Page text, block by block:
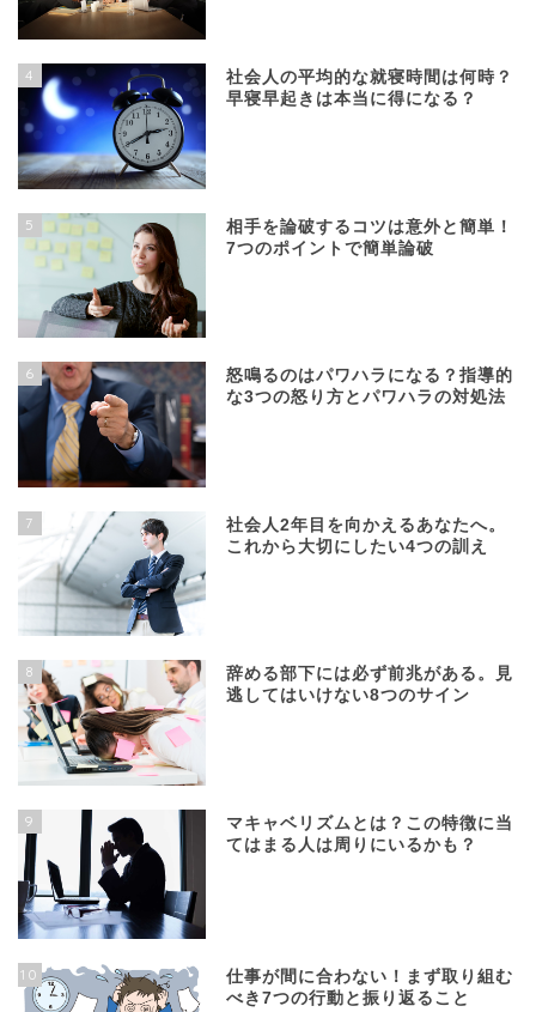
4
社会人の平均的な就寝時間は何時？
早寝早起きは本当に得になる？
5
相手を論破するコツは意外と簡単！
7つのポイントで簡単論破
6
怒鳴るのはパワハラになる？指導的
な3つの怒り方とパワハラの対処法
7
社会人2年目を向かえるあなたへ。
これから大切にしたい4つの訓え
8
辞める部下には必ず前兆がある。見
逃してはいけない8つのサイン
9
マキャベリズムとは？この特徴に当
てはまる人は周りにいるかも？
10
仕事が間に合わない！まず取り組む
べき7つの行動と振り返ること